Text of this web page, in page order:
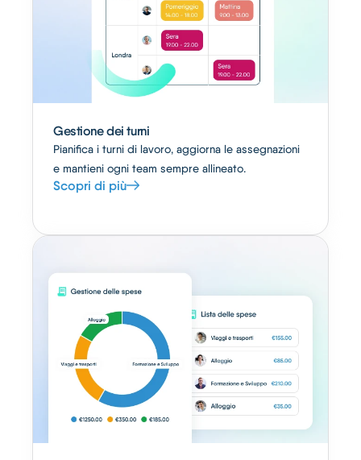
Gestione dei turni
Pianifica i turni di lavoro, aggiorna le assegnazioni
e mantieni ogni team sempre allineato.
Scopri di più